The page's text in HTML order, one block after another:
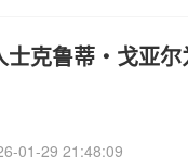
士克鲁蒂・戈亚
01-29 21:48:09